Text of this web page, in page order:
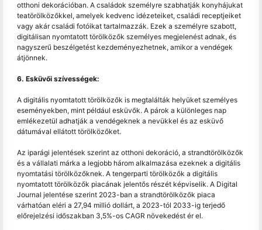
otthoni dekorációban. A családok személyre szabhatják konyhájukat
teatörölközőkkel, amelyek kedvenc idézeteiket, családi receptjeiket
vagy akár családi fotóikat tartalmazzák. Ezek a személyre szabott,
digitálisan nyomtatott törölközők személyes megjelenést adnak, és
nagyszerű beszélgetést kezdeményezhetnek, amikor a vendégek
átjönnek.
6. Esküvői szívességek:
A digitális nyomtatott törölközők is megtalálták helyüket személyes
eseményekben, mint például esküvők. A párok a különleges nap
emlékezetül adhatják a vendégeknek a nevükkel és az esküvő
dátumával ellátott törölközőket.
Az iparági jelentések szerint az otthoni dekoráció, a strandtörölközők
és a vállalati márka a legjobb három alkalmazása ezeknek a digitális
nyomtatási törölközőknek. A tengerparti törölközők a digitális
nyomtatott törölközők piacának jelentős részét képviselik. A Digital
Journal jelentése szerint 2023-ban a strandtörölközők piaca
várhatóan eléri a 27,94 millió dollárt, a 2023-tól 2033-ig terjedő
előrejelzési időszakban 3,5%-os CAGR növekedést ér el.